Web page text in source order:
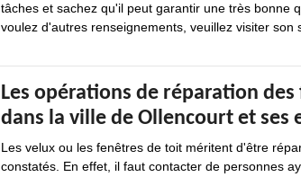
tâches et sachez qu'il peut garantir une très bonne
voulez d'autres renseignements, veuillez visiter son
Les opérations de réparation
dans la ville de Ollencourt et ses
Les velux ou les fenêtres de toit méritent d'être
constatés. En effet, il faut contacter de personnes